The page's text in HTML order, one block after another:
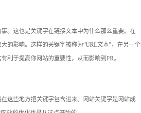
。这也是关键字在链接文本中为什么那么重要。在
的影响。这样的关键字被称为“URL文本”，在另一个
利于提高你网站的重要性，从而影响到PR。
这些地方把关键字包含进来。网站关键字是网站成